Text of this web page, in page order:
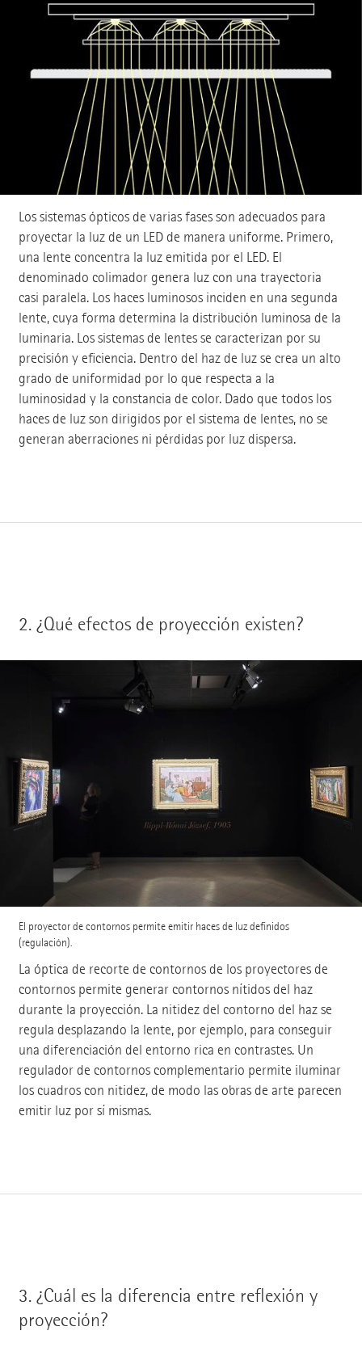
Los sistemas ópticos de varias fases son adecuados para
proyectar la luz de un LED de manera uniforme. Primero,
una lente concentra la luz emitida por el LED. El
denominado colimador genera luz con una trayectoria
casi paralela. Los haces luminosos inciden en una segunda
lente, cuya forma determina la distribución luminosa de la
luminaria. Los sistemas de lentes se caracterizan por su
precisión y eficiencia. Dentro del haz de luz se crea un alto
grado de uniformidad por lo que respecta a la
luminosidad y la constancia de color. Dado que todos los
haces de luz son dirigidos por el sistema de lentes, no se
generan aberraciones ni pérdidas por luz dispersa.
2. ¿Qué efectos de proyección existen?
El proyector de contornos permite emitir haces de luz definidos
(regulación).
La óptica de recorte de contornos de los proyectores de
contornos permite generar contornos nítidos del haz
durante la proyección. La nitidez del contorno del haz se
regula desplazando la lente, por ejemplo, para conseguir
una diferenciación del entorno rica en contrastes. Un
regulador de contornos complementario permite iluminar
los cuadros con nitidez, de modo las obras de arte parecen
emitir luz por sí mismas.
3. ¿Cuál es la diferencia entre reflexión y
proyección?